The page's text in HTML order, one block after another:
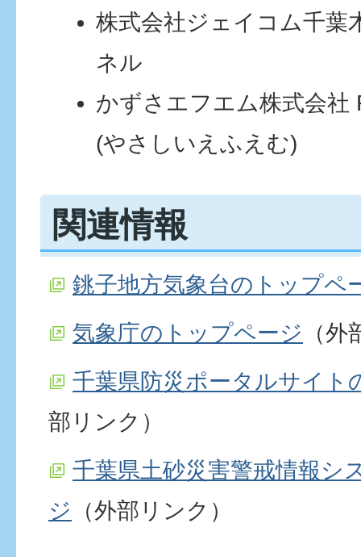
株式会社ジェイコム千葉
ネル
かずさエフエム株式会社
(やさしいえふえむ)
関連情報
銚子地方気象台のトップペ
気象庁のトップページ （
千葉県防災ポータルサイト
部リンク）
千葉県土砂災害警戒情報シ
ジ （外部リンク）